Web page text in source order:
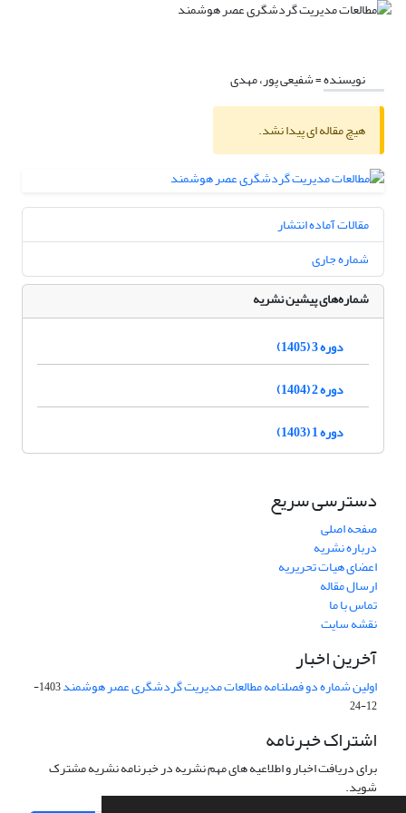
نویسنده =شفیعی پور، مهدی
هیچ مقاله ای پیدا نشد.
مقالات آماده انتشار
شماره جاری
شماره‌های پیشین نشریه
دوره 3 (1405)
دوره 2 (1404)
دوره 1 (1403)
دسترسی سریع
صفحه اصلی
درباره نشریه
اعضای هیات تحریریه
ارسال مقاله
تماس با ما
نقشه سایت
آخرین اخبار
اولین شماره دو فصلنامه مطالعات مدیریت گردشگری عصر هوشمند
1403-
12-24
اشتراک خبرنامه
برای دریافت اخبار و اطلاعیه های مهم نشریه در خبرنامه نشریه مشترک
شوید.